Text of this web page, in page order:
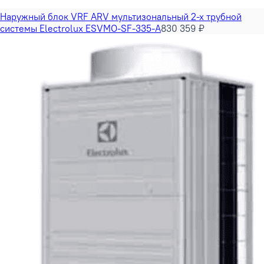
Наружный блок VRF ARV мультизональный 2-х трубной
системы Electrolux ESVMO-SF-335-A830 359 ₽